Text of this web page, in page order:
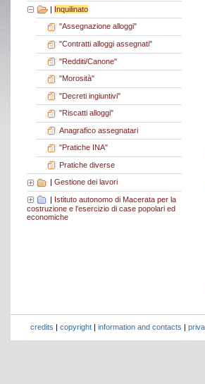
| Inquilinato
"Assegnazione alloggi"
"Contratti alloggi assegnati"
"Redditi/Canone"
"Morosità"
"Decreti ingiuntivi"
"Riscatti alloggi"
Anagrafico assegnatari
"Pratiche INA"
Pratiche diverse
Gestione dei lavori
| Istituto autonomo di Macerata per la
costruzione e l'esercizio di case popolari ed
economiche
credits copyright information and contacts